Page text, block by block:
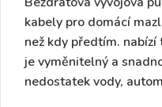
kabely pro domácí
než kdy předtím.
je vyměnitelný a
nedostatek vody,